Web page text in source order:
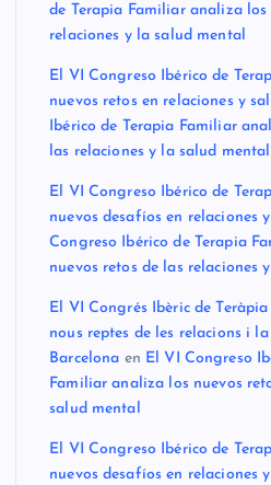
de Terapia Familiar analiza los
relaciones y la salud mental
El VI Congreso Ibérico de
nuevos retos en relaciones y
Ibérico de Terapia Familiar
las relaciones y la salud mental
El VI Congreso Ibérico de
nuevos desafíos en relaciones
Congreso Ibérico de Terapia
nuevos retos de las relaciones
El VI Congrés Ibèric de
nous reptes de les relacions i
Barcelona en El VI Congreso
Familiar analiza los nuevos
salud mental
El VI Congreso Ibérico de
nuevos desafíos en relaciones